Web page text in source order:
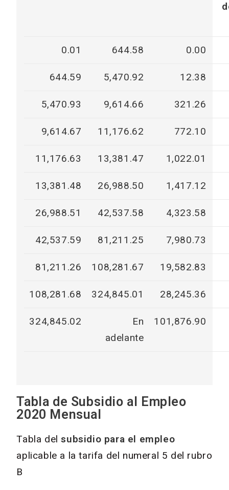
0.01 644.58 0.00
644.59 5,470.92 12.38
5,470.93 9,614.66 321.26
9,614.67 11,176.62 772.10
11,176.63 13,381.47 1,022.01
13,381.48 26,988.50 1,417.12
26,988.51 42,537.58 4,323.58
42,537.59 81,211.25 7,980.73
81,211.26 108,281.67 19,582.83
108,281.68 324,845.01 28,245.36
324,845.02
En
adelante
101,876.90
Tabla de Subsidio al Empleo
2020 Mensual
Tabla delsubsidio para el empleo
aplicable a la tarifa del numeral 5 del rubro
B